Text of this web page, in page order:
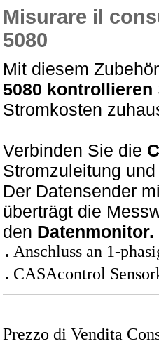
Misurare il
5080
Mit diesem
5080 kontrollieren
Stromkosten
Verbinden Sie die
Stromzuleitung
Der Datensender
überträgt die
den Datenmonitor.
Anschluss an 1-
CASAcontrol
Prezzo di Vendita